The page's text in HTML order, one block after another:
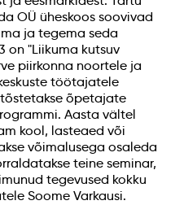
OÜ üheskoos soovivad
ja tegema seda
on "Liikuma kutsuv
piirkonna noortele ja
töötajatele
tõstetakse õpetajate
Aasta vältel
kool, lasteaed või
võimalusega osaleda
teine seminar,
tegevused kokku
Soome Varkausi.